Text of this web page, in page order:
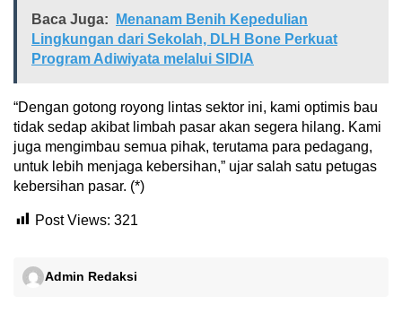
Baca Juga:
Menanam Benih Kepedulian
Lingkungan dari Sekolah, DLH Bone Perkuat
Program Adiwiyata melalui SIDIA
“Dengan gotong royong lintas sektor ini, kami optimis bau
tidak sedap akibat limbah pasar akan segera hilang. Kami
juga mengimbau semua pihak, terutama para pedagang,
untuk lebih menjaga kebersihan,” ujar salah satu petugas
kebersihan pasar. (*)
Post Views: 321
Admin Redaksi